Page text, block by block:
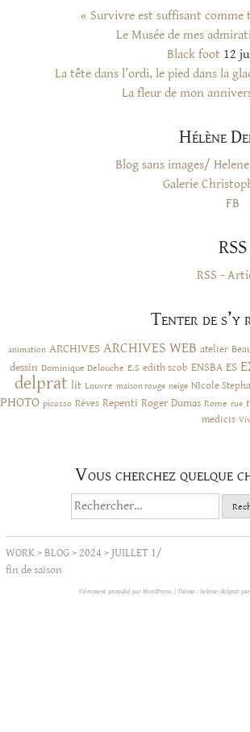
« Survivre est suffisant comme
Le Musée de mes
Black foot 12
La tête dans l’ordi, le pied dans la
La fleur de mon
Hélène
Blog sans images/
Galerie
FB
RSS
RSS -
Tenter de
animation ARCHIVES ARCHIVES WEB atelier
dessin Dominique Delouche E.S edith scob ENSBA ES
delprat lit Louvre maison rouge neige NIcole
PHOTO picasso Rêves Repenti Roger Dumas Rome rue
medicis
Vous cherchez quelque
Rechercher :
WORK>BLOG> 2024 >JUILLET 1/
fin de saison
Fièrement propulsé par WordPress. Thème : helene-delprat par